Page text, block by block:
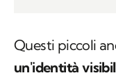
Questi piccoli
un'identità